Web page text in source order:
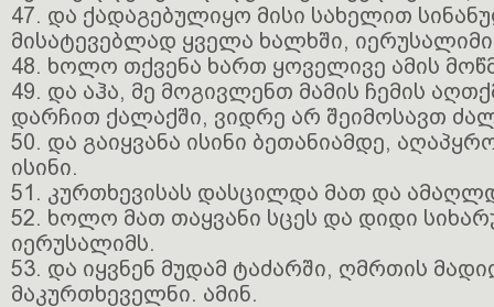
47. და ქადაგებულიყო მისი სახელით
მისატევებლად ყველა ხალხში,
48. ხოლო თქვენა ხართ ყოველივე ამის
49. და აჰა, მე მოგივლენთ მამის ჩემის
დარჩით ქალაქში, ვიდრე არ შეიმოსავთ
50. და გაიყვანა ისინი ბეთანიამდე,
ისინი.
51. კურთხევისას დასცილდა მათ და
52. ხოლო მათ თაყვანი სცეს და დიდი
იერუსალიმს.
53. და იყვნენ მუდამ ტაძარში, ღმრთის
მაკურთხეველნი. ამინ.